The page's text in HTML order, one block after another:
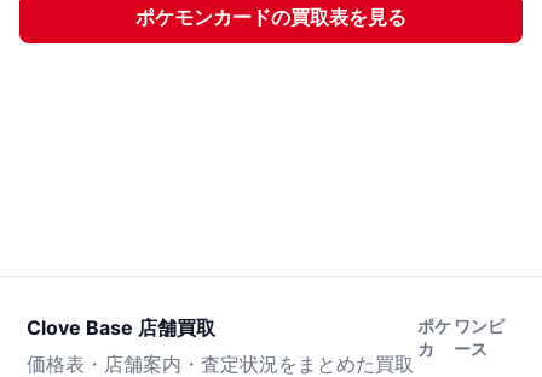
ポケモンカードの買取表を見る
Clove Base 店舗買取
価格表・店舗案内・査定状況をまとめた買取
ポケ
カ
ワンピ
ース